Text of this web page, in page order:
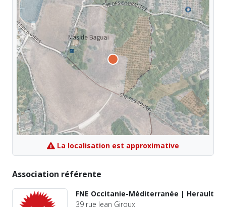
La localisation est approximative
Association référente
FNE Occitanie-Méditerranée | Herault
39 rue Jean Giroux